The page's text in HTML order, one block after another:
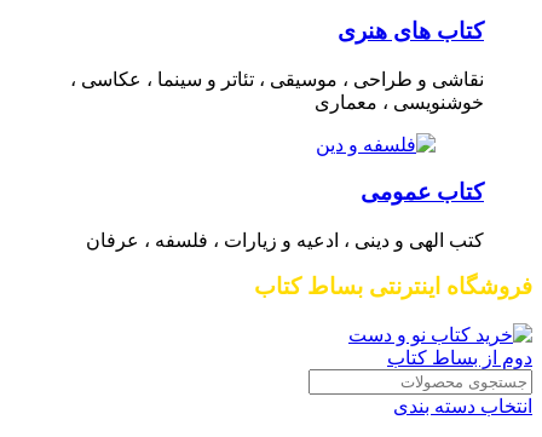
کتاب های هنری
نقاشی و طراحی ، موسیقی ، تئاتر و سینما ، عکاسی ،
خوشنویسی ، معماری
کتاب عمومی
کتب الهی و دینی ، ادعیه و زیارات ، فلسفه ، عرفان
فروشگاه اینترنتی بساط کتاب
انتخاب دسته بندی